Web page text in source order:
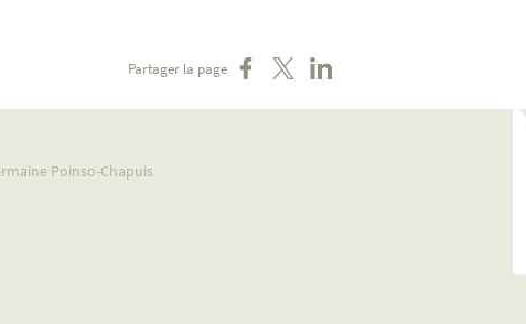
Partager la page Partager sur Facebook
Partager sur XPartager sur LinkedIn
Poinso-Chapuis